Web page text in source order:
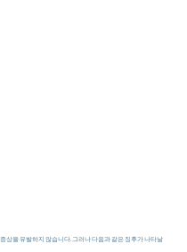
상을 유발하지 않습니다. 그러나 다음과 같은 징후가 나타날